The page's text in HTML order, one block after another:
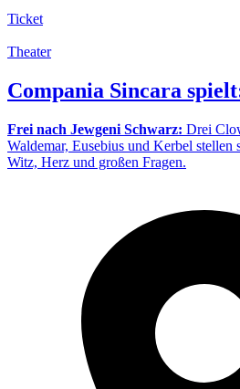
Ticket
Theater
Compania Sincara
Frei nach Jewgeni Schwarz: Drei
Waldemar, Eusebius und Kerbel stellen
Witz, Herz und großen Fragen.